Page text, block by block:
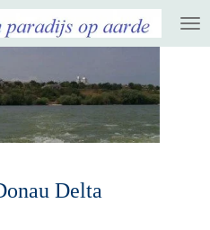
Delta